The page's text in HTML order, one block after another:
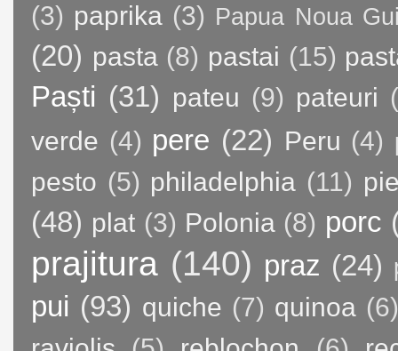
(3) paprika (3) Papua Noua
(20) pasta (8) pastai (15)
Paști (31) pateu (9) pateuri
verde (4) pere (22) Peru (4)
pesto (5) philadelphia (11)
(48) plat (3) Polonia (8) porc
prajitura (140) praz (24)
pui (93) quiche (7) quinoa